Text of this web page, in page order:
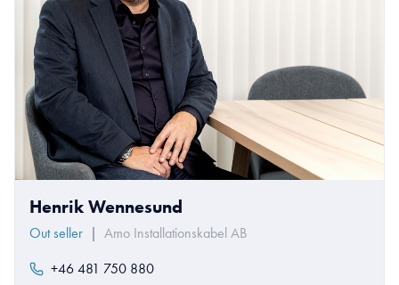
Henrik Wennesund
Out seller | Amo Installationskabel AB
+46 481 750 880